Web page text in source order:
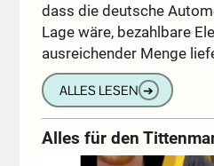
dass die deutsche
Lage wäre, bezahlbare
ausreichender Menge
ALLES LESEN ➔
Alles für den